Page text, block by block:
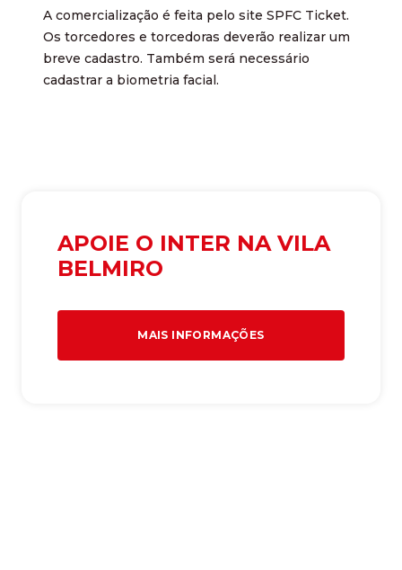
A comercialização é feita pelo site SPFC Ticket.
Os torcedores e torcedoras deverão realizar um
breve cadastro. Também será necessário
cadastrar a biometria facial.
APOIE O INTER NA VILA
BELMIRO
MAIS INFORMAÇÕES